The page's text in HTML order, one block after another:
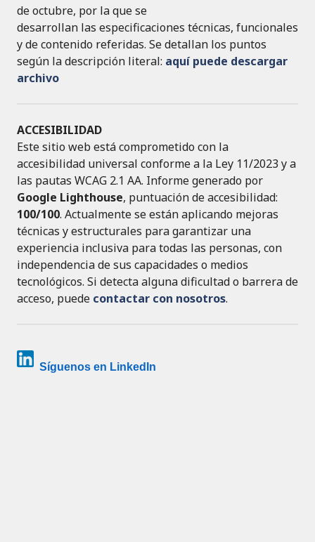
de octubre, por la que se
desarrollan las especificaciones técnicas, funcionales
y de contenido referidas. Se detallan los puntos
según la descripción literal: aquí puede descargar
archivo
ACCESIBILIDAD
Este sitio web está comprometido con la
accesibilidad universal conforme a la Ley 11/2023 y a
las pautas WCAG 2.1 AA. Informe generado por
Google Lighthouse, puntuación de accesibilidad:
100/100. Actualmente se están aplicando mejoras
técnicas y estructurales para garantizar una
experiencia inclusiva para todas las personas, con
independencia de sus capacidades o medios
tecnológicos. Si detecta alguna dificultad o barrera de
acceso, puede contactar con nosotros.
Síguenos en LinkedIn